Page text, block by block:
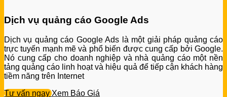
Dịch vụ quảng cáo Google Ads
Dịch vụ quảng cáo Google Ads là một giải pháp quảng cáo
trực tuyến mạnh mẽ và phổ biến được cung cấp bởi Google.
Nó cung cấp cho doanh nghiệp và nhà quảng cáo một nền
tảng quảng cáo linh hoạt và hiệu quả để tiếp cận khách hàng
tiềm năng trên Internet
Tư vấn ngay Xem Báo Giá